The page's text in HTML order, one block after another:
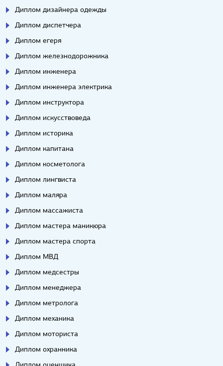
Диплом дизайнера одежды
Диплом диспетчера
Диплом егеря
Диплом железнодорожника
Диплом инженера
Диплом инженера электрика
Диплом инструктора
Диплом искусствоведа
Диплом историка
Диплом капитана
Диплом косметолога
Диплом лингвиста
Диплом маляра
Диплом массажиста
Диплом мастера маникюра
Диплом мастера спорта
Диплом МВД
Диплом медсестры
Диплом менеджера
Диплом метролога
Диплом механика
Диплом моториста
Диплом охранника